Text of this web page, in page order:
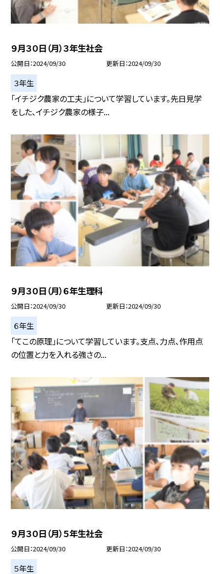
９月３０日（月）３年生社会
公開日 2024/09/30 更新日 2024/09/30
３年生
「イチジク農家の工夫」について学習しています。先日見学
をした、イチジク農家の様子...
９月３０日（月）６年生理科
公開日 2024/09/30 更新日 2024/09/30
６年生
「てこの原理」について学習しています。支点、力点、作用点
の位置と力を入れる強さの...
９月３０日（月）５年生社会
公開日 2024/09/30 更新日 2024/09/30
５年生